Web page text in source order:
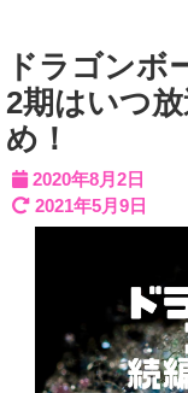
ドラゴンボ
2期はいつ
め！
2020年8月2日
2021年5月9日